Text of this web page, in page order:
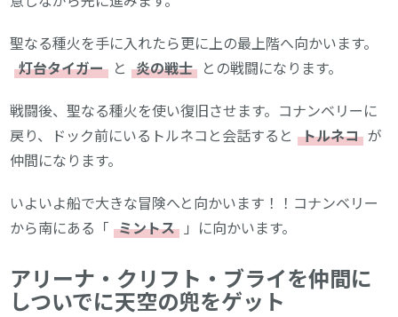
聖なる種火を手に入れたら更に上の最上階へ向かいます。
灯台タイガー と 炎の戦士 との戦闘になります。
戦闘後、聖なる種火を使い復旧させます。コナンベリーに
戻り、ドック前にいるトルネコと会話すると トルネコ が
仲間になります。
いよいよ船で大きな冒険へと向かいます！！コナンベリー
から南にある「 ミントス 」に向かいます。
アリーナ・クリフト・ブライを仲間に
しついでに天空の兜をゲット